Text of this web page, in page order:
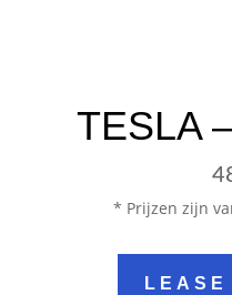
TESLA
* Prijzen zijn
LEASE